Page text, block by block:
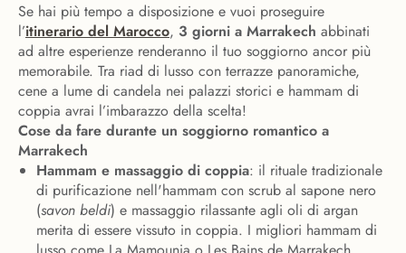
Se hai più tempo a disposizione e vuoi proseguire
l’itinerario del Marocco, 3 giorni a Marrakech abbinati
ad altre esperienze renderanno il tuo soggiorno ancor più
memorabile. Tra riad di lusso con terrazze panoramiche,
cene a lume di candela nei palazzi storici e hammam di
coppia avrai l’imbarazzo della scelta!
Cose da fare durante un soggiorno romantico a
Marrakech
Hammam e massaggio di coppia: il rituale tradizionale
di purificazione nell'hammam con scrub al sapone nero
(savon beldi) e massaggio rilassante agli oli di argan
merita di essere vissuto in coppia. I migliori hammam di